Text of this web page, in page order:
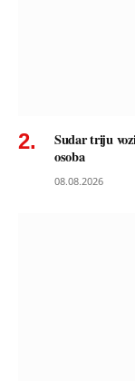
Sudar triju
osoba
08.08.2026